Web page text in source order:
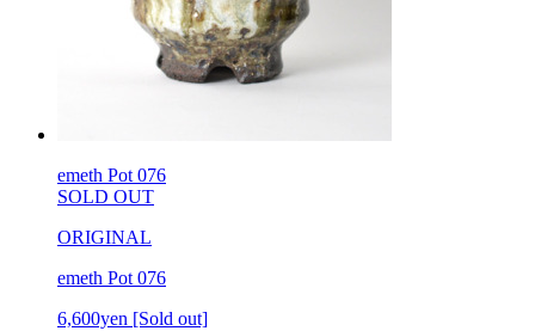
emeth Pot 076
SOLD OUT
ORIGINAL
emeth Pot 076
6,600yen [Sold out]